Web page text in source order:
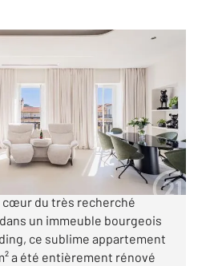
F4 à vendre
000 €
APPARTEMENT
cœur du très recherché
un immeuble bourgeois
ce sublime appartement
a été entièrement rénové